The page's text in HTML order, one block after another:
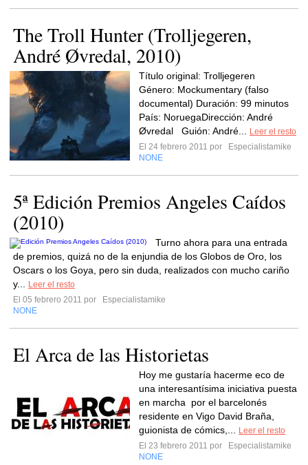
The Troll Hunter (Trolljegeren,
André Øvredal, 2010)
Título original: Trolljegeren
Género: Mockumentary (falso
documental) Duración: 99 minutos
País: NoruegaDirección: André
Øvredal Guión: André...
Leer el resto
El 24 febrero 2011 por
Especialistamike
NONE
5ª Edición Premios Angeles Caídos
(2010)
Turno ahora para una entrada
de premios, quizá no de la enjundia de los Globos de Oro, los
Oscars o los Goya, pero sin duda, realizados con mucho cariño
y...
Leer el resto
El 05 febrero 2011 por
Especialistamike
NONE
El Arca de las Historietas
Hoy me gustaría hacerme eco de
una interesantísima iniciativa puesta
en marcha por el barcelonés
residente en Vigo David Braña,
guionista de cómics,...
Leer el resto
El 23 febrero 2011 por
Especialistamike
NONE